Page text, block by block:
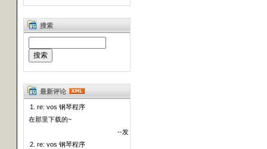
搜索
最新评论
1. re: vos 钢琴程序
在那里下载的~
--发
2. re: vos 钢琴程序